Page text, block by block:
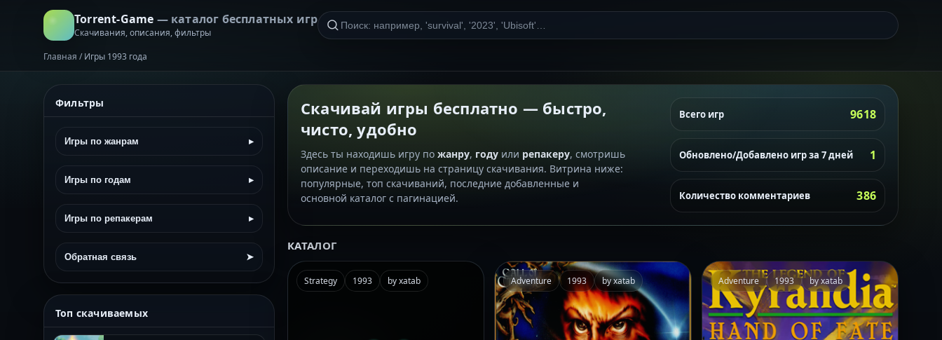
Torrent-Game — каталог бесплатных игр
Скачивания, описания, фильтры
Главная / Игры 1993 года
Фильтры
Игры по жанрам ▸
Игры по годам ▸
Игры по репакерам ▸
Обратная связь ➤
Топ скачиваемых
Скачивай игры бесплатно — быстро,
чисто, удобно
Здесь ты находишь игру по жанру, году или репакеру, смотришь
описание и переходишь на страницу скачивания. Витрина ниже:
популярные, топ скачиваний, последние добавленные и
основной каталог с пагинацией.
Всего игр 9618
Обновлено/Добавлено игр за 7 дней 1
Количество комментариев 386
КАТАЛОГ
Strategy 1993 by xatab Adventure 1993 by xatab Adventure 1993 by xatab